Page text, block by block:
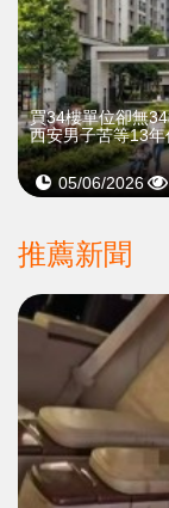
買34樓單位卻無
西安男子苦等13
05/06/2026
推薦新聞